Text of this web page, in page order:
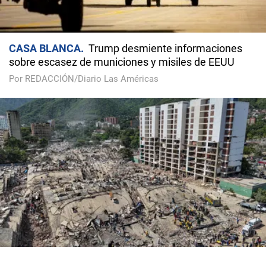
CASA BLANCA
Trump desmiente informaciones
sobre escasez de municiones y misiles de EEUU
Por REDACCIÓN/Diario Las Américas